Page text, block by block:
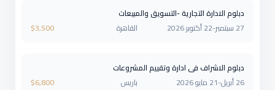
دبلوم الادارة التجارية -التسويق والمبيعات
27 سبتمبر-22 أكتوبر 2026
القاهرة $3,500
دبلوم الاشراف فى ادارة وتقييم المشروعات
26 أبريل-21 مايو 2026
باريس $6,800